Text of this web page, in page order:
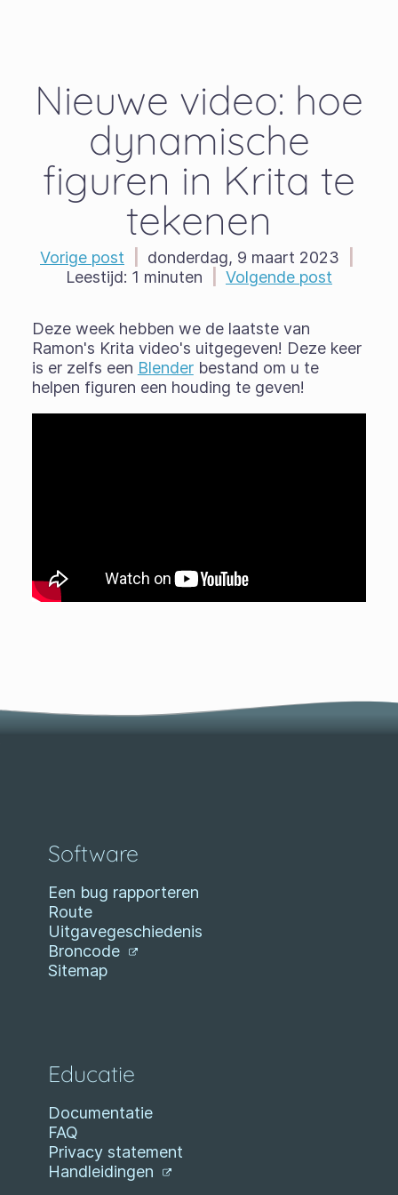
Nieuwe video: hoe
dynamische
figuren in Krita te
tekenen
Vorige post donderdag, 9 maart 2023
Leestijd: 1 minuten Volgende post
Deze week hebben we de laatste van
Ramon's Krita video's uitgegeven! Deze keer
is er zelfs een Blenderbestand om u te
helpen figuren een houding te geven!
Software
Een bug rapporteren
Route
Uitgavegeschiedenis
Broncode
Sitemap
Educatie
Documentatie
FAQ
Privacy statement
Handleidingen